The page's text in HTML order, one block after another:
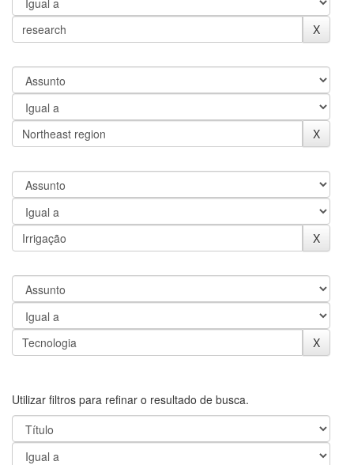
Utilizar filtros para refinar o resultado de busca.